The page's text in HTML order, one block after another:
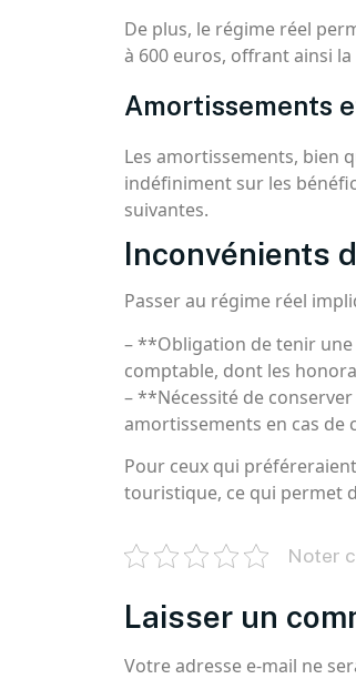
De plus, le régime réel
à 600 euros, offrant ainsi
Amortissements
Les amortissements, bien
indéfiniment sur les
suivantes.
Inconvénients
Passer au régime réel
– **Obligation de tenir une
comptable, dont les
– **Nécessité de
amortissements en cas de
Pour ceux qui
touristique, ce qui permet
Noter
Laisser un
Votre adresse e-mail ne